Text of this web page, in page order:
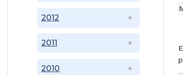
2010
2011
2012